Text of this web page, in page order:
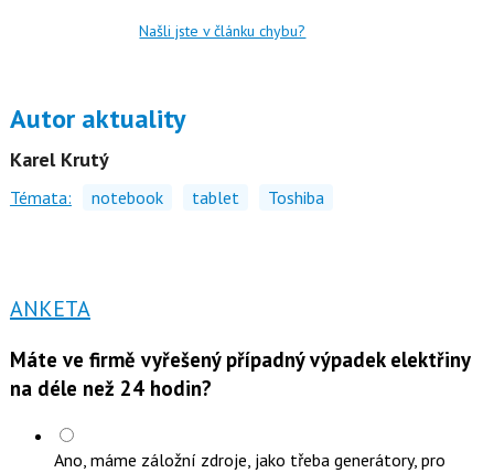
Našli jste v článku chybu?
Autor aktuality
Karel Krutý
Témata: notebook tablet Toshiba
ANKETA
Máte ve firmě vyřešený případný výpadek elektřiny
na déle než 24 hodin?
Ano, máme záložní zdroje, jako třeba generátory, pro